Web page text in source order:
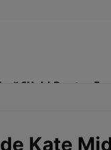
Click! Pentru
Kate